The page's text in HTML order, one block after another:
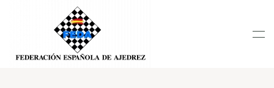
Skip to main content